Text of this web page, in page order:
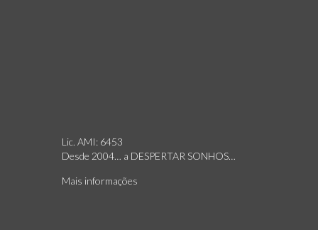
Lic. AMI: 6453
Desde 2004… a DESPERTAR SONHOS…
Mais informações